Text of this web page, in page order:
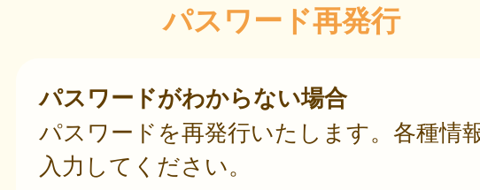
パスワード再発行
パスワードがわからない場合
パスワードを再発行いたします。各種情
入力してください。